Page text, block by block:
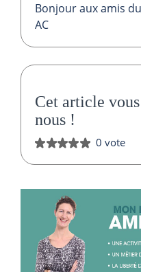
Bonjour aux amis
AC
Cet article
nous !
0 vote